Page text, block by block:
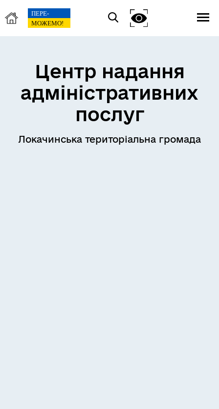
Центр надання
адміністративних
послуг
Локачинська територіальна громада